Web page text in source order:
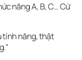
năng A, B, C… Cứ
tính năng, thật